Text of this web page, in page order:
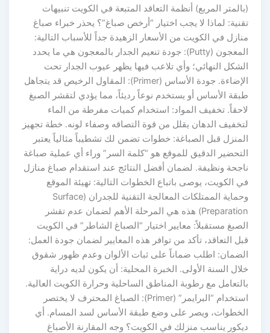
(بالمتر المربع) أنظمة التعاقد المتبعة في الكويت تنبيهات
تقنية: لماذا لا يجب اختيار “أرخص صباغ”؟ يحذر خبراء صباغ
منازل في الكويت من الأسعار الزهيدة جداً للأسباب التالية:
المعجون (Putty): جودة تنعيم الجدار بالمعجون هي ما يحدد
الشكل النهائي؛ وأي تلاعب فيها يظهر عيوب الجدار تحت
الإضاءة. جودة الأساس (Primer): المقاول الرخيص قد يتجاهل
طبقة الأساس أو يستخدم نوعاً رديئاً، مما يؤدي لتقشر الصبغ
لاحقاً. تخفيف المواد: استخدام كميات مفرطة من الماء
لتخفيف الدهان يقلل من قوة التصاقه وصفاء لونه. خطة تجهيز
المنزل قبل الصباغة: خطوات تضمن لك تشطيباً مثالياً يعتبر
التحضير الدقيق للموقع هو “كلمة السر” وراء أي عملية صباغة
ناجحة ونظيفة. لضمان أفضل النتائج عند استقدام صباغ منازل
في الكويت، يوصى باتباع الخطوات التالية: تهيئة الموقع
وحماية الممتلكات المعالجة التقنية للجدران (Surface
Preparation) هذه هي المرحلة الأهم لضمان عدم تقشر
الصبغ مستقبلاً: معايير اختيار “الصباغ الشاطر” في الكويت
قبل التعاقد، تأكد من توافر هذه المعايير لضمان جودة العمل:
الضمان: اطلب ضماناً على ثبات الألوان وعدم ظهور شقوق
خلال السنة الأولى. الخبرة المحلية: أن يكون لديه دراية
بالتعامل مع رطوبة المناطق الساحلية وحرارة الكويت العالية.
استخدام “البرايمر” (Primer): الصباغ المحترف لا يختصر
الخطوات، ويصر على وضع طبقة الأساس لسد المسام. أي
ديكور يناسب منزلك في الكويت؟ وجه المقارنة الأصباغ